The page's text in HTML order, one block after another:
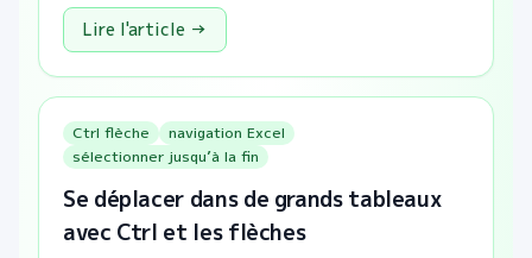
Lire l'article →
Ctrl flèche
navigation Excel
sélectionner jusqu’à la fin
Se déplacer dans de grands tableaux
avec Ctrl et les flèches